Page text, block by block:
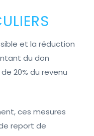
et la réduction
du don
20% du revenu
ces mesures
report de